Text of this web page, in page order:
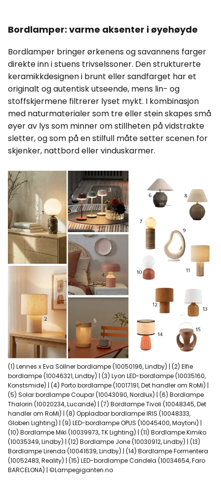
Bordlamper: varme aksenter i øyehøyde
Bordlamper bringer ørkenens og savannens farger
direkte inn i stuens trivselssoner. Den strukturerte
keramikkdesignen i brunt eller sandfarget har et
originalt og autentisk utseende, mens lin- og
stoffskjermene filtrerer lyset mykt. I kombinasjon
med naturmaterialer som tre eller stein skapes små
øyer av lys som minner om stillheten på vidstrakte
sletter, og som på en stilfull måte setter scenen for
skjenker, nattbord eller vinduskarmer.
(1) Lennes x Eva Söllner bordlampe (10050196, Lindby) | (2) Elfie
bordlampe (10046321, Lindby) | (3) Lyon LED-bordlampe (10035160,
Konstsmide) | (4) Porto bordlampe (10017191, Det handler om RoMi) |
(5) Solar bordlampe Coupar (10043090, Nordlux) | (6) Bordlampe
Thalorin (10020234, Lucande) | (7) Bordlampe Tivoli (10048345, Det
handler om RoMi) | (8) Oppladbar bordlampe IRIS (10048333,
Globen Lighting) | (9) LED-bordlampe OPUS (10045400, Maytoni) |
(10) Bordlampe Miki (10039973, TK Lighting) | (11) Bordlampe Kimiko
(10035349, Lindby) | (12) Bordlampe Jone (10030912, Lindby) | (13)
Bordlampe Lirenda (10041639, Lindby) | (14) Bordlampe Formentera
(10052483, Reality) | (15) LED-bordlampe Candela (10034654, Faro
BARCELONA) | ©Lampegiganten.no